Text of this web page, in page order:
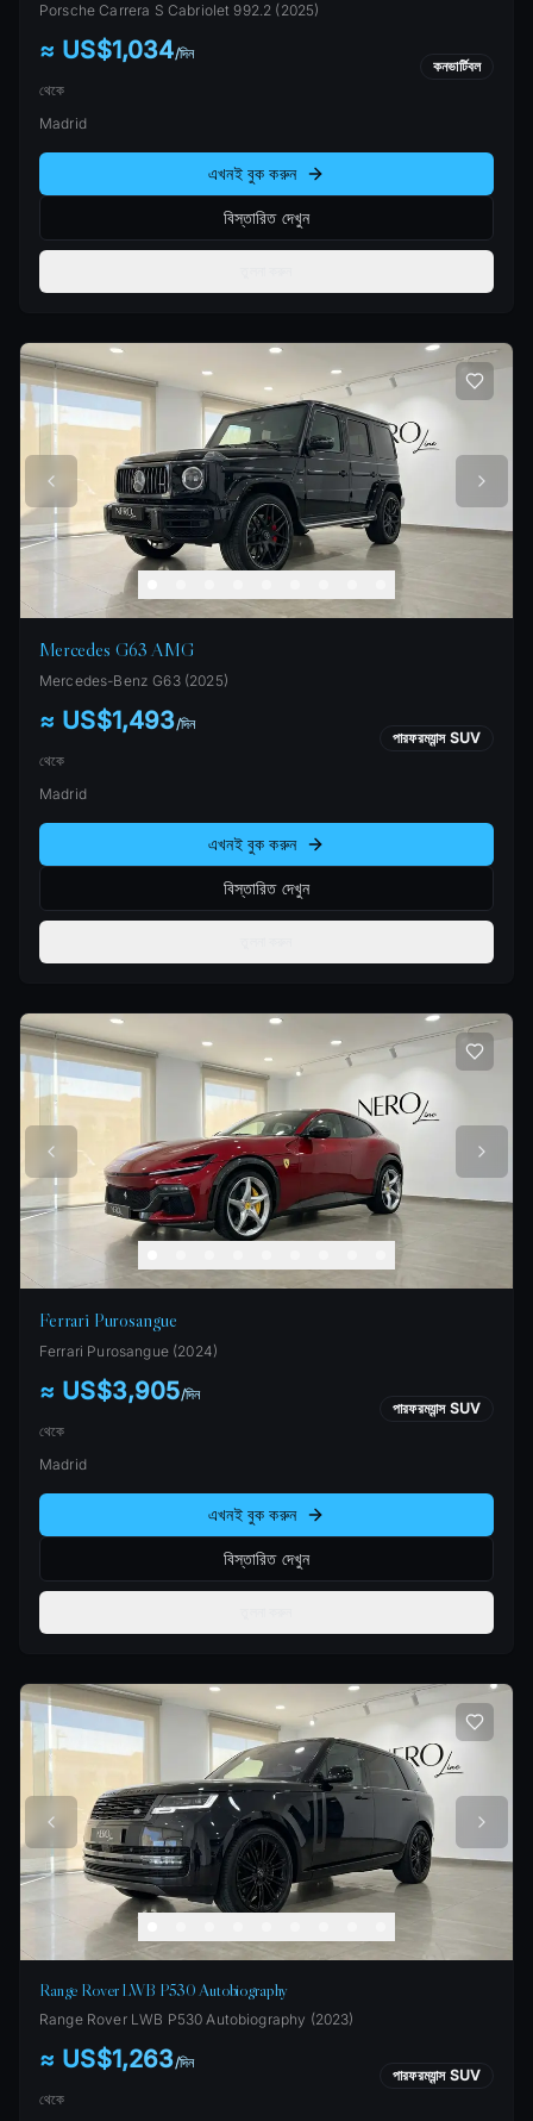
Porsche Carrera S Cabriolet 992.2 (2025)
≈ US$1,034/দিন
থেকে
কনভার্টিবল
Madrid
এখনই বুক করুন
বিস্তারিত দেখুন
Mercedes G63 AMG
Mercedes-Benz G63(2025)
≈ US$1,493/দিন
থেকে
পারফরম্যান্স SUV
Madrid
এখনই বুক করুন
বিস্তারিত দেখুন
Ferrari Purosangue
Ferrari Purosangue(2024)
≈ US$3,905/দিন
থেকে
পারফরম্যান্স SUV
Madrid
এখনই বুক করুন
বিস্তারিত দেখুন
Range Rover LWB P530 Autobiography
Range Rover LWB P530 Autobiography (2023)
≈ US$1,263/দিন
থেকে
পারফরম্যান্স SUV